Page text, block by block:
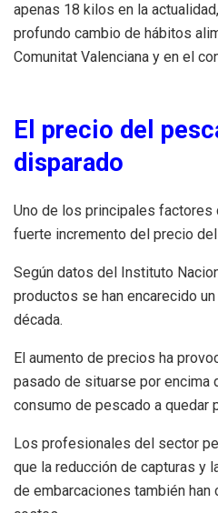
apenas 18 kilos en la
profundo cambio de hábitos
Comunitat Valenciana y en el
El precio del
disparado
Uno de los principales factores
fuerte incremento del precio
Según datos del Instituto
productos se han encarecido
década.
El aumento de precios ha
pasado de situarse por encima
consumo de pescado a quedar
Los profesionales del sector
que la reducción de capturas y
de embarcaciones también han